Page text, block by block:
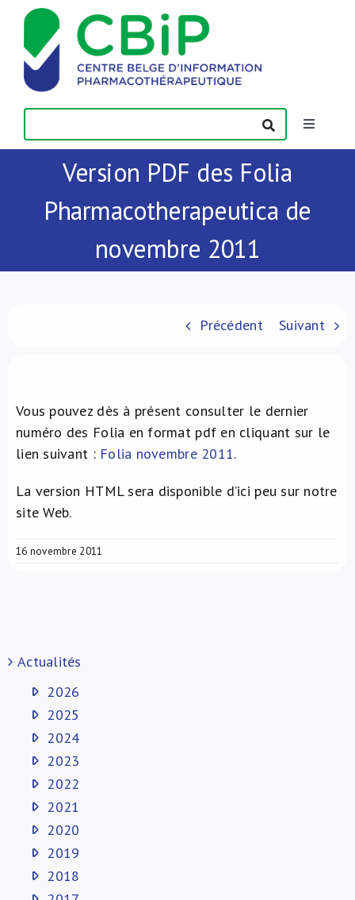
Passer
contenu
Toggle
Actualités
Publications
Formations
NL
Version PDF des Folia
Pharmacotherapeutica de
novembre 2011
Précédent Suivant
Vous pouvez dès à présent consulter le dernier
numéro des Folia en format pdf en cliquant sur le
lien suivant : Folia novembre 2011.
La version HTML sera disponible d’ici peu sur notre
site Web.
16 novembre 2011
Actualités
2026
2025
2024
2023
2022
2021
2020
2019
2018